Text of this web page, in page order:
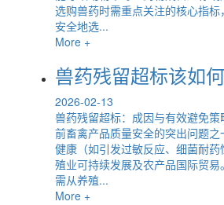
选购兽药时需重点关注的核心指标
安全地选...
More +
兽药残留超标该如
2026-02-13
兽药残留超标：成因与有效避免
前畜禽产品质量安全的突出问题
健康（如引发过敏反应、细菌耐
殖业可持续发展及农产品国际贸
需从养殖...
More +